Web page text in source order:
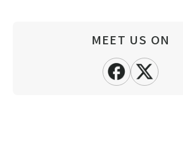
MEET US ON